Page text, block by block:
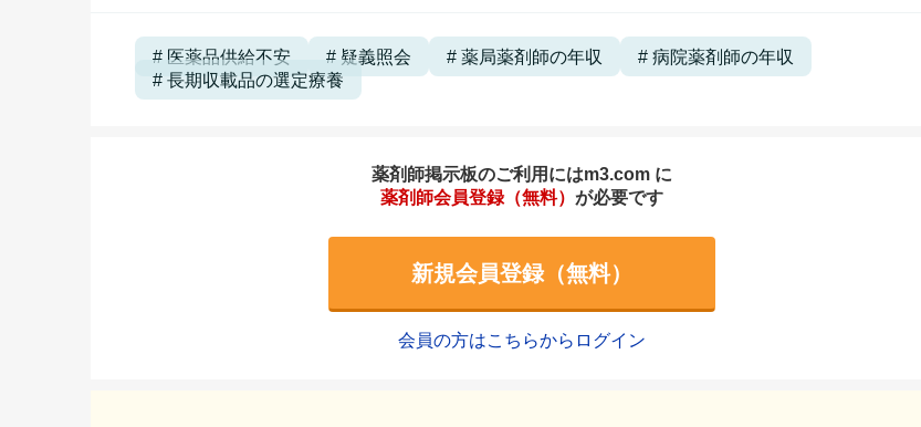
医薬品供給不安 疑義照会 薬局薬剤師の年収
病院薬剤師の年収
長期収載品の選定療養
薬剤師掲示板のご利用にはm3.com に
薬剤師会員登録（無料） が必要です
新規会員登録（無料）
会員の方はこちらからログイン